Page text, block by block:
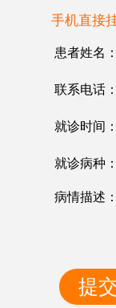
手机直接
患者姓名：
联系电话：
就诊时间：
就诊病种：
病情描述：